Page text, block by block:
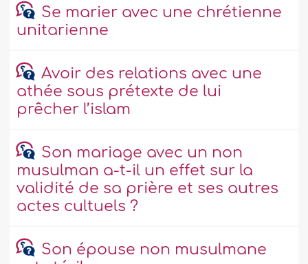
Se marier avec une chrétienne
unitarienne
Avoir des relations avec une
athée sous prétexte de lui
prêcher l’islam
Son mariage avec un non
musulman a-t-il un effet sur la
validité de sa prière et ses autres
actes cultuels ?
Son épouse non musulmane